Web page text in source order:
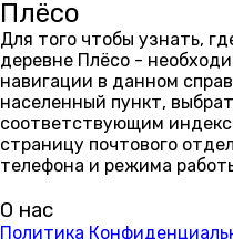
Плёсо
Для того чтобы узнать,
деревне Плёсо -
навигации в данном
населенный пункт,
соответствующим
страницу почтового
телефона и режима
О нас
Политика